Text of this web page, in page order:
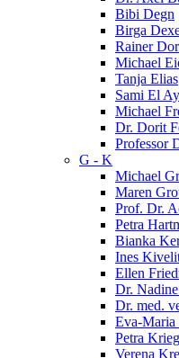
Bibi Degn
Birga
Rainer
Michael
Tanja Elias
Sami El
Michael
Dr. Dorit
Professor
G - K
Michael
Maren
Prof. Dr.
Petra
Bianka
Ines
Ellen
Dr.
Dr. med.
Eva-Maria
Petra
Verena